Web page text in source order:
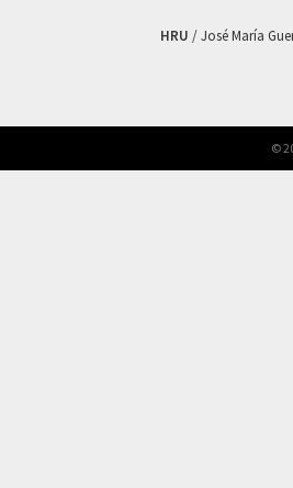
HRU / José María
©